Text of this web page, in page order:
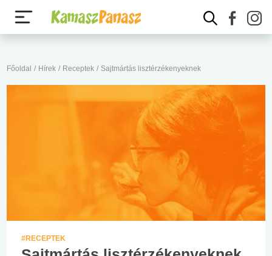
Főoldal / Hírek / Receptek / Sajtmártás lisztérzékenyeknek
#RECEPTEK